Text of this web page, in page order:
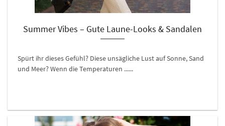
Summer Vibes – Gute Laune-Looks & Sandalen
Spürt ihr dieses Gefühl? Diese unsägliche Lust auf Sonne, Sand
und Meer? Wenn die Temperaturen ......